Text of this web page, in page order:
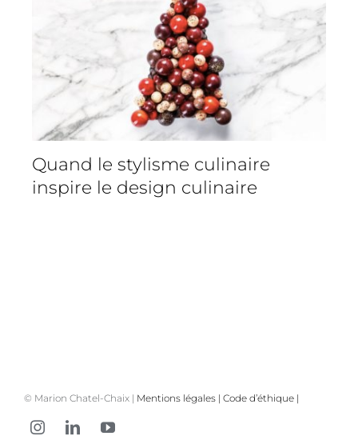
Quand le stylisme culinaire
inspire le design culinaire
© Marion Chatel-Chaix | Mentions légales| Code d’éthique|